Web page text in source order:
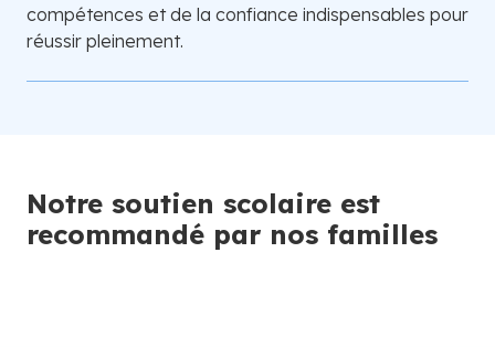
compétences et de la confiance indispensables pour
réussir pleinement.
Notre soutien scolaire est
recommandé par nos familles